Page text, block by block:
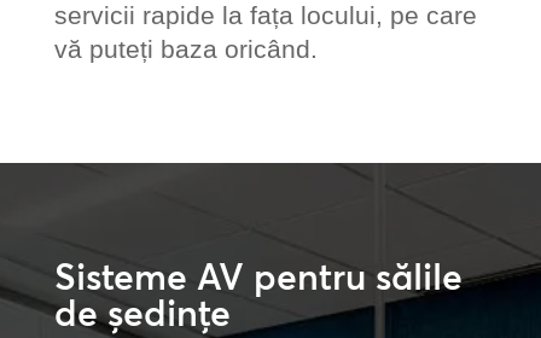
servicii rapide la fața locului, pe care
vă puteți baza oricând.
Sisteme AV pentru sălile
de ședințe